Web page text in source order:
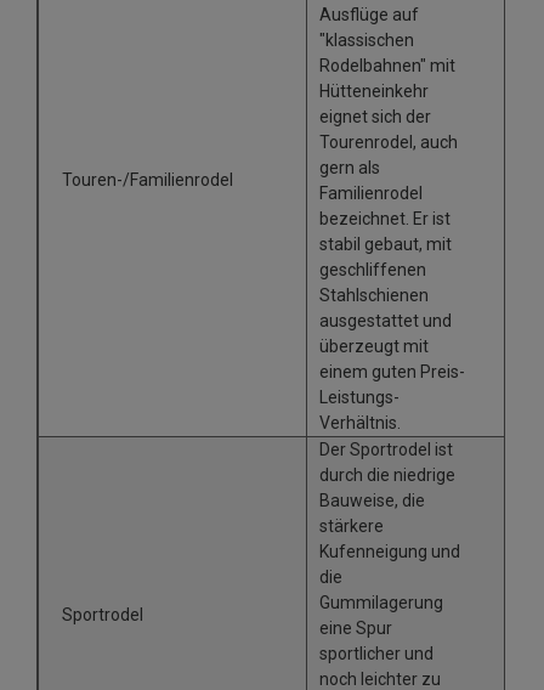
Touren-/Familienrodel
Ausflüge auf
"klassischen
Rodelbahnen" mit
Hütteneinkehr
eignet sich der
Tourenrodel, auch
gern als
Familienrodel
bezeichnet. Er ist
stabil gebaut, mit
geschliffenen
Stahlschienen
ausgestattet und
überzeugt mit
einem guten Preis-
Leistungs-
Verhältnis.
Sportrodel
Der Sportrodel ist
durch die niedrige
Bauweise, die
stärkere
Kufenneigung und
die
Gummilagerung
eine Spur
sportlicher und
noch leichter zu